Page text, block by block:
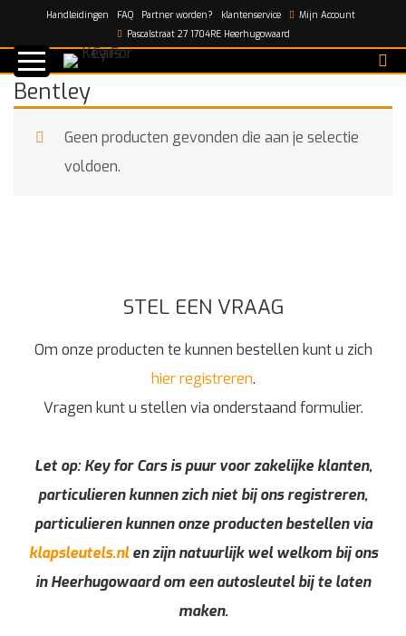
Handleidingen FAQ Partner worden? klantenservice
Mijn Account
Pascalstraat 27 1704RE Heerhugowaard
Home/Bentley
Bentley
Geen producten gevonden die aan je selectie
voldoen.
STEL EEN VRAAG
Om onze producten te kunnen bestellen kunt u zich
hier registreren.
Vragen kunt u stellen via onderstaand formulier.
Let op: Key for Cars is puur voor zakelijke klanten,
particulieren kunnen zich niet bij ons registreren,
particulieren kunnen onze producten bestellen via
klapsleutels.nlen zijn natuurlijk wel welkom bij ons
in Heerhugowaard om een autosleutel bij te laten
maken.